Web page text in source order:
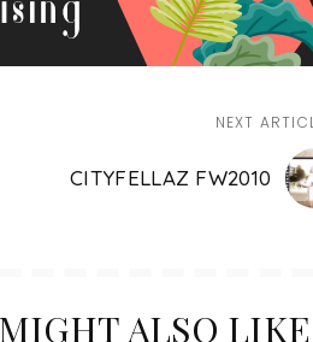
NEXT
CITYFELLAZ FW2010
ALSO LIKE